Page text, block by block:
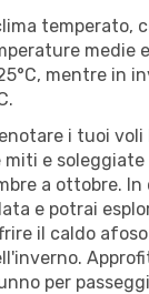
temperato,
medie
mentre in
i tuoi
e soleggiate
a ottobre. In
e potrai
il caldo
per